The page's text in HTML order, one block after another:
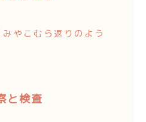
やこむら返りのよう
と検査